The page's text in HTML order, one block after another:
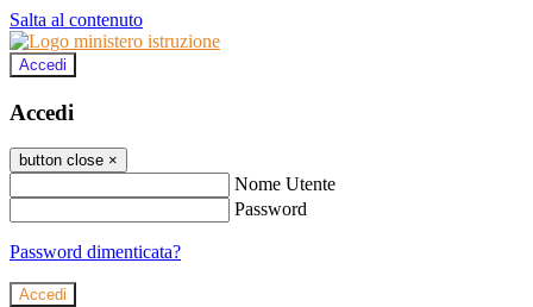
Salta al contenuto
Accedi
Accedi
button close ×
Nome Utente
Password
Password dimenticata?